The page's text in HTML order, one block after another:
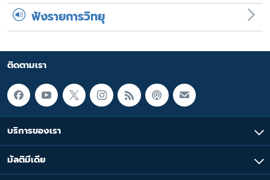
ฟังรายการวิทยุ
ติดตามเรา
บริการของเรา
มัลติมีเดีย